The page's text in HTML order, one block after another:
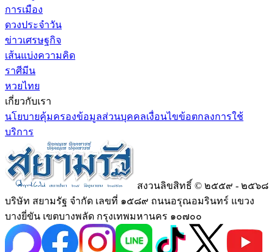
การเมือง
ดวงประจำวัน
ข่าวเศรษฐกิจ
เส้นแบ่งความคิด
ราศีมีน
หวยไทย
เกี่ยวกับเรา
นโยบายคุ้มครองข้อมูลส่วนบุคคลเงื่อนไขข้อตกลงการใช้
บริการ
สงวนลิขสิทธิ์ © ๒๕๕๙ - ๒๕๖๘
บริษัท สยามรัฐ จำกัด เลขที่ ๑๕๘๙ ถนนอรุณอมรินทร์ แขวง
บางยี่ขัน เขตบางพลัด กรุงเทพมหานคร ๑๐๗๐๐